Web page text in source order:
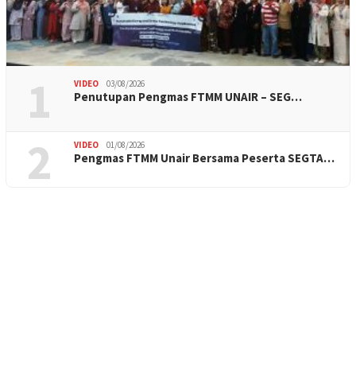
1 VIDEO 03/08/2026
Penutupan Pengmas FTMM UNAIR – SEG…
2 VIDEO 01/08/2026
Pengmas FTMM Unair Bersama Peserta SEGTA…